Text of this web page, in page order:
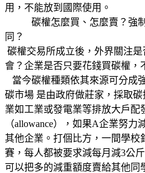
用，不能放到國際使用。
碳權怎麼買、怎麼賣？強制
同？
碳權交易所成立後，外界關注
會？企業是否只要花錢買碳權，
當今碳權種類依其來源可分成
碳市場 是由政府做莊家，採取
業如工業或發電業等排放大戶配
（allowance），如果A企業努
其他企業。打個比方，一間學校
賽，每人都被要求減每月減3公
可以把多的減重額度賣給其他同